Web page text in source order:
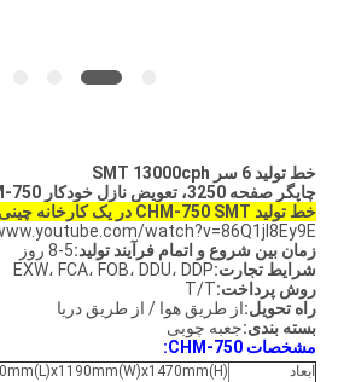
خط تولید 6 سر SMT 13000cph
چاپگر صفحه 3250، تعویض نازل خودکار CHM-750، فر 830 Reflow
خط تولید CHM-750 SMT در یک کارخانه چینی:
watch?v=86Q1jI8Ey9E
زمان بین شروع و اتمام فرآیند تولید:5-8 روز
شرایط تجارت:EXW، FCA، FOB، DDU، DDP
روش پرداخت:T/T
راه تحویل:از طریق هوا / از طریق دریا
بسته بندی:جعبه چوبی
مشخصات CHM-750:
ابعاد